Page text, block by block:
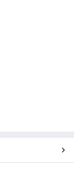
регіонів
п'ятницю.